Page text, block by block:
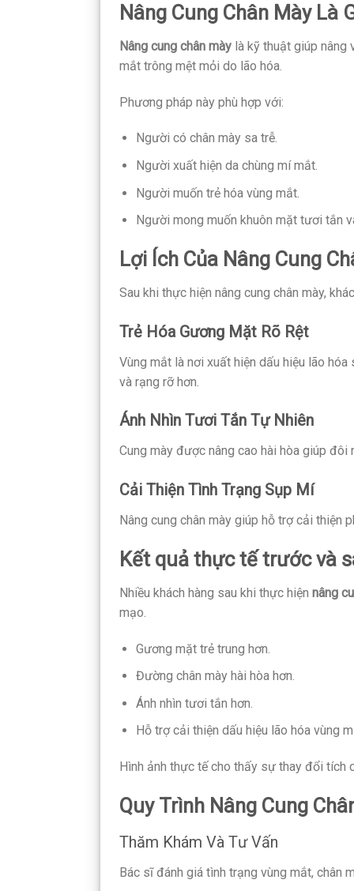
Nâng Cung Chân Mày Là
Nâng cung chân mày là kỹ thuật giúp nâng
mắt trông mệt mỏi do lão hóa.
Phương pháp này phù hợp với:
Người có chân mày sa trễ.
Người xuất hiện da chùng mí mắt.
Người muốn trẻ hóa vùng mắt.
Người mong muốn khuôn mặt tươi tắn
Lợi Ích Của Nâng Cung
Sau khi thực hiện nâng cung chân mày,
Trẻ Hóa Gương Mặt Rõ Rệt
Vùng mắt là nơi xuất hiện dấu hiệu lão
và rạng rỡ hơn.
Ánh Nhìn Tươi Tắn Tự Nhiên
Cung mày được nâng cao hài hòa giúp
Cải Thiện Tình Trạng Sụp Mí
Nâng cung chân mày giúp hỗ trợ cải thiện
Kết quả thực tế trước và
Nhiều khách hàng sau khi thực hiện nâng
mạo.
Gương mặt trẻ trung hơn.
Đường chân mày hài hòa hơn.
Ánh nhìn tươi tắn hơn.
Hỗ trợ cải thiện dấu hiệu lão hóa vùng
Hình ảnh thực tế cho thấy sự thay đổi tích
Quy Trình Nâng Cung
Thăm Khám Và Tư Vấn
Bác sĩ đánh giá tình trạng vùng mắt, chân